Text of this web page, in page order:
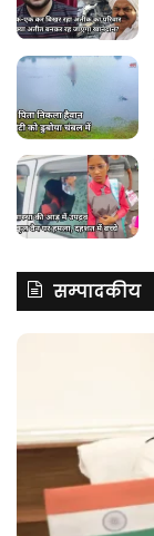
सम्पादकीय